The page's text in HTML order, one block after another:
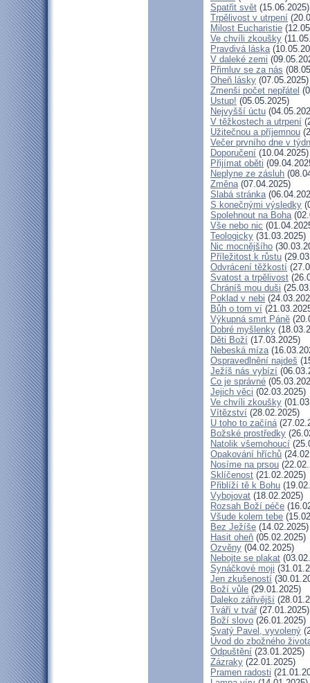
Spatřit svět (15.06.2025)
Trpělivost v utrpení
Milost Eucharistie
Ve chvíli zkoušky
Pravdivá láska
V daleké zemi
Přimluv se za nás
Oheň lásky (07.05.2025)
Zmenši počet nepřátel
Ustup! (05.05.2025)
Nejvyšší úctu
V těžkostech a utrpení
Užitečnou a příjemnou
Večer prvního dne v
Doporučení (10.04.2025)
Přijímat oběti
Neplyne ze zásluh
Změna(07.04.2025)
Slabá stránka
S konečnými výsledky
Spolehnout na Boha
Vše nebo nic
Teologicky (31.03.2025)
Nic mocnějšího
Příležitost k růstu
Odvrácení těžkostí
Svatost a trpělivost
Chráníš mou duši
Poklad v nebi
Bůh o tom ví
Výkupná smrt Páně
Dobré myšlenky
Děti Boží (17.03.2025)
Nebeská míza
Ospravedlnění najdeš
Ježíš nás vybízí
Co je správné
Jejich věci (02.03.2025)
Ve chvíli zkoušky
Vítězství (28.02.2025)
U toho to začíná
Božské prostředky
Natolik všemohoucí
Opakování hříchů
Nosíme na prsou
Sklíčenost (21.02.2025)
Přiblíží tě k Bohu
Vybojovat (18.02.2025)
Rozsah Boží péče
Všude kolem tebe
Bez Ježíše (14.02.2025)
Hasit oheň (05.02.2025)
Ozvěny (04.02.2025)
Nebojte se plakat
Synáčkové moji
Jen zkušeností
Boží vůle (29.01.2025)
Daleko zářivější
Tváří v tvář(27.01.2025)
Boží slovo (26.01.2025)
Svatý Pavel, vyvolený
Úvod do zbožného
Odpuštění (23.01.2025)
Zázraky (22.01.2025)
Pramen radosti